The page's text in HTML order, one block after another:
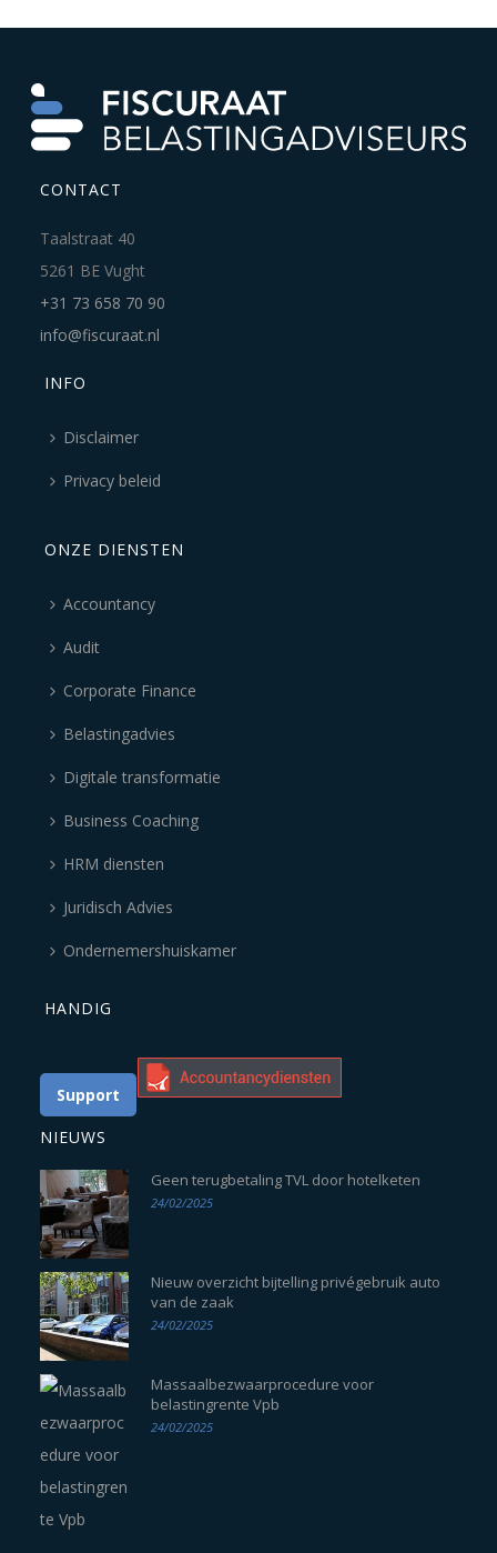
CONTACT
Taalstraat 40
5261 BE Vught
+31 73 658 70 90
info@fiscuraat.nl
INFO
Disclaimer
Privacy beleid
ONZE DIENSTEN
Accountancy
Audit
Corporate Finance
Belastingadvies
Digitale transformatie
Business Coaching
HRM diensten
Juridisch Advies
Ondernemershuiskamer
HANDIG
Support
NIEUWS
Geen terugbetaling TVL door hotelketen
24/02/2025
Nieuw overzicht bijtelling privégebruik auto
van de zaak
24/02/2025
Massaalbezwaarprocedure voor
belastingrente Vpb
24/02/2025